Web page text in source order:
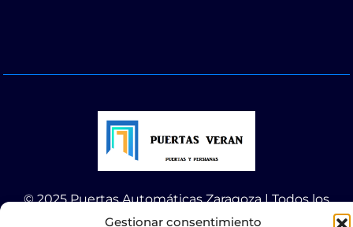
Gestionar consentimiento
© 2025 Puertas Automáticas Zaragoza | Todos los
derechos reservados Websocialmedia